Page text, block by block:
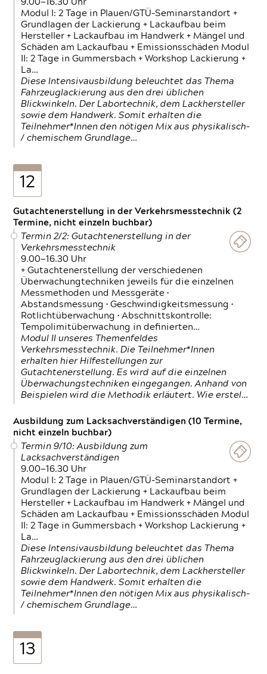
9.00—16.30 Uhr
Modul I: 2 Tage in Plauen/GTÜ-Seminarstandort +
Grundlagen der Lackierung + Lackaufbau beim
Hersteller + Lackaufbau im Handwerk + Mängel und
Schäden am Lackaufbau + Emissionsschäden Modul
II: 2 Tage in Gummersbach + Workshop Lackierung +
La…
Diese Intensivausbildung beleuchtet das Thema
Fahrzeuglackierung aus den drei üblichen
Blickwinkeln. Der Labortechnik, dem Lackhersteller
sowie dem Handwerk. Somit erhalten die
Teilnehmer*Innen den nötigen Mix aus physikalisch-
/ chemischem Grundlage…
12
Gutachtenerstellung in der Verkehrsmesstechnik (2
Termine, nicht einzeln buchbar)
Termin 2/2: Gutachtenerstellung in der
Verkehrsmesstechnik
9.00—16.30 Uhr
+ Gutachtenerstellung der verschiedenen
Überwachungtechniken jeweils für die einzelnen
Messmethoden und Messgeräte •
Abstandsmessung • Geschwindigkeitsmessung •
Rotlichtüberwachung • Abschnittskontrolle:
Tempolimitüberwachung in definierten…
Modul II unseres Themenfeldes
Verkehrsmesstechnik. Die Teilnehmer*Innen
erhalten hier Hilfestellungen zur
Gutachtenerstellung. Es wird auf die einzelnen
Überwachungstechniken eingegangen. Anhand von
Beispielen wird die Methodik erläutert. Wie erstel…
Ausbildung zum Lacksachverständigen (10 Termine,
nicht einzeln buchbar)
Termin 9/10: Ausbildung zum
Lacksachverständigen
9.00—16.30 Uhr
Modul I: 2 Tage in Plauen/GTÜ-Seminarstandort +
Grundlagen der Lackierung + Lackaufbau beim
Hersteller + Lackaufbau im Handwerk + Mängel und
Schäden am Lackaufbau + Emissionsschäden Modul
II: 2 Tage in Gummersbach + Workshop Lackierung +
La…
Diese Intensivausbildung beleuchtet das Thema
Fahrzeuglackierung aus den drei üblichen
Blickwinkeln. Der Labortechnik, dem Lackhersteller
sowie dem Handwerk. Somit erhalten die
Teilnehmer*Innen den nötigen Mix aus physikalisch-
/ chemischem Grundlage…
13